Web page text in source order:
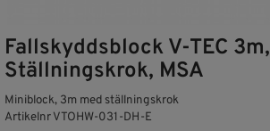
Fallskyddsblock V-TEC 3m,
Ställningskrok, MSA
Miniblock, 3m med ställningskrok
Artikelnr VTOHW-031-DH-E